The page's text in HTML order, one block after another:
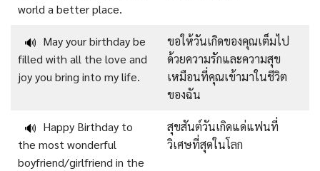
world a better place.
🔊 May your birthday be
filled with all the love and
joy you bring into my life.
ขอให้วันเกิดของคุณเต็มไป
ด้วยความรักและความสุข
เหมือนที่คุณเข้ามาในชีวิต
ของฉัน
🔊 Happy Birthday to
the most wonderful
boyfriend/girlfriend in the
สุขสันต์วันเกิดแด่แฟนที่
วิเศษที่สุดในโลก